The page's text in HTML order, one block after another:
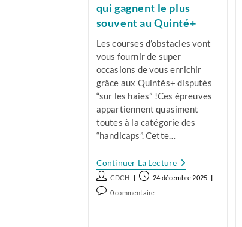
qui gagnent le plus
souvent au Quinté+
Les courses d’obstacles vont
vous fournir de super
occasions de vous enrichir
grâce aux Quintés+ disputés
“sur les haies” !Ces épreuves
appartiennent quasiment
toutes à la catégorie des
“handicaps”. Cette…
Continuer La LectureObstacle
:
Les
Auteur/autrice
de
CDCH
Publication
publiée :
24 décembre 2025
Commentaires
0 commentaire